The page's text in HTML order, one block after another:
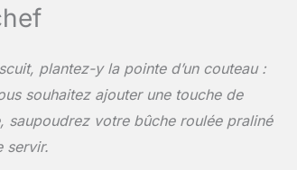
plantez-y la pointe d’un couteau :
souhaitez ajouter une touche de
saupoudrez votre bûche roulée praliné
servir.